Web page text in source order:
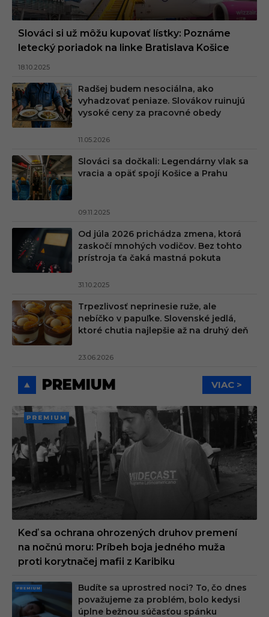
Slováci si už môžu kupovať lístky: Poznáme
letecký poriadok na linke Bratislava Košice
18.10.2025
Radšej budem nesociálna, ako
vyhadzovať peniaze. Slovákov ruinujú
vysoké ceny za pracovné obedy
11.05.2026
Slováci sa dočkali: Legendárny vlak sa
vracia a opäť spojí Košice a Prahu
09.11.2025
Od júla 2026 prichádza zmena, ktorá
zaskočí mnohých vodičov. Bez tohto
prístroja ťa čaká mastná pokuta
31.10.2025
Trpezlivosť neprinesie ruže, ale
nebíčko v papuľke. Slovenské jedlá,
ktoré chutia najlepšie až na druhý deň
23.06.2026
PREMIUM VIAC >
PREMI
UM
Keď sa ochrana ohrozených druhov premení
na nočnú moru: Príbeh boja jedného muža
proti korytnačej mafii z Karibiku
PRE
MIU
Budíte sa uprostred noci? To, čo dnes
považujeme za problém, bolo kedysi
úplne bežnou súčasťou spánku